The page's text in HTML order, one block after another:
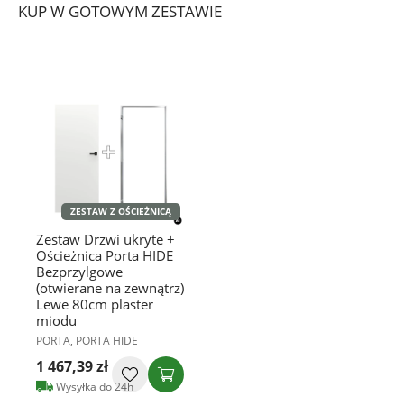
KUP W GOTOWYM ZESTAWIE
ZESTAW Z OŚCIEŻNICĄ
Zestaw Drzwi ukryte +
Ościeżnica Porta HIDE
Bezprzylgowe
(otwierane na zewnątrz)
Lewe 80cm plaster
miodu
PORTA, PORTA HIDE
1 467,39 zł
Wysyłka do 24h